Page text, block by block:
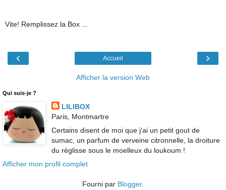
Vite! Remplissez la Box ...
‹ ›
Accueil
Afficher la version Web
Qui suis-je ?
LILIBOX
Paris, Montmartre
Certains disent de moi que j'ai un petit gout de
sumac, un parfum de verveine citronnelle, la droiture
du réglisse sous le moelleux du loukoum !
Afficher mon profil complet
Fourni par Blogger.